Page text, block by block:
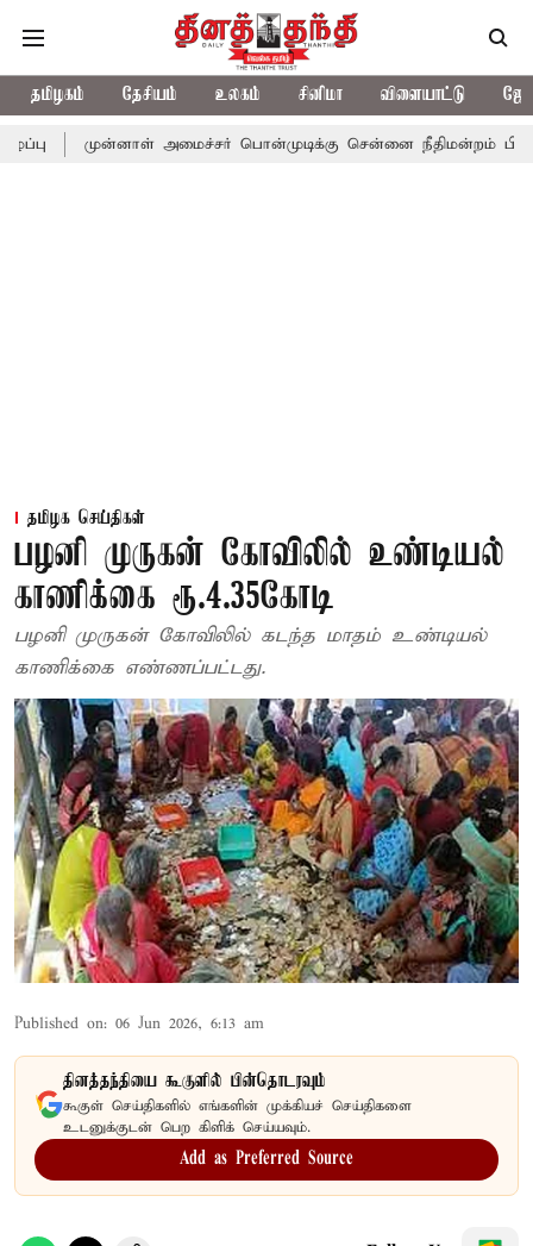
தமிழகம் தேசியம் உலகம் சினிமா விளையாட்டு
அமைச்சர் பொன்முடிக்கு சென்னை நீதிமன்றம் பிடிவாராண்ட்
தமிழக செய்திகள்
பழனி முருகன் கோவிலில் உண்டியல்
காணிக்கை ரூ.4.35கோடி
பழனி முருகன் கோவிலில் கடந்த மாதம் உண்டியல்
காணிக்கை எண்ணப்பட்டது.
Published on: 06 Jun 2026, 6:13 am
தினத்தந்தியை கூகுளில் பின்தொடரவும்
கூகுள் செய்திகளில் எங்களின் முக்கியச் செய்திகளை
உடனுக்குடன் பெற கிளிக் செய்யவும்.
Add as Preferred Source